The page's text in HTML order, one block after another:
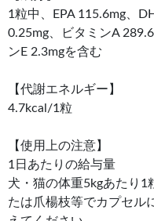
1粒中、EPA 115.6mg、
0.25mg、ビタミンA
ンE 2.3mgを含む
【代謝エネルギー】
4.7kcal/1粒
【使用上の注意】
1日あたりの給与量
犬・猫の体重5kgあたり1
たは爪楊枝等でカプセル